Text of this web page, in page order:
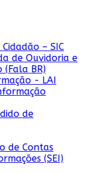
– SIC
de Ouvidoria e
(Fala BR)
- LAI
de
de Contas
(SEI)